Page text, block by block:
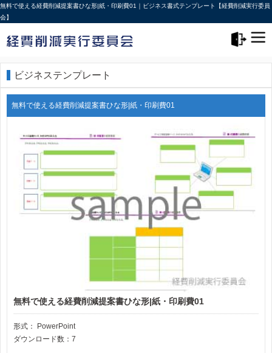
無料で使える経費削減提案書ひな形|紙・印刷費01｜ビジネス書式テンプレート【経費削減実行委員
会】
ビジネステンプレート
無料で使える経費削減提案書ひな形|紙・印刷費01
無料で使える経費削減提案書ひな形|紙・印刷費01
形式：
PowerPoint
ダウンロード数：7